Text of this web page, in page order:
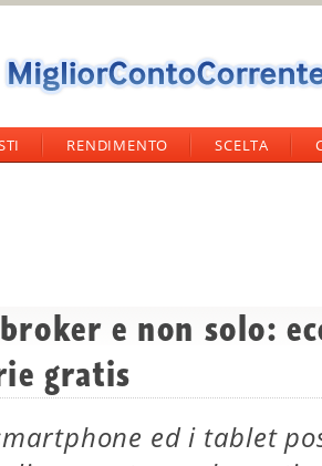
RENDIMENTO SCELTA
e non solo:
gratis
ed i tablet